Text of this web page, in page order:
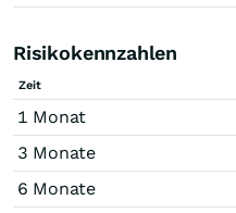
Risikokennzahlen
Zeit
1 Monat
3 Monate
6 Monate